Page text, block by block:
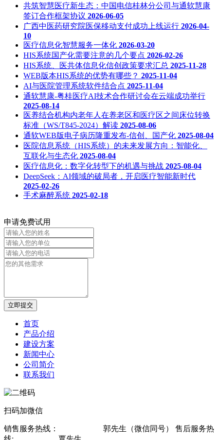
共筑智慧医疗新生态：中国电信桂林分公司与通软慧康
签订合作框架协议 2026-06-05
广西中医药研究院医保移动支付成功上线运行 2026-04-
10
医疗信息化智慧服务一体化 2026-03-20
HIS系统国产化需要注意的几个要点 2026-02-26
HIS系统、医共体信息化信创政策要求汇总 2025-11-28
WEB版本HIS系统的优势有哪些？ 2025-11-04
AI与医院管理系统软件结合点 2025-11-04
通软慧康-粤桂医疗AI技术合作研讨会在云端成功举行
2025-08-14
医养结合机构内老年人在养老区和医疗区之间床位转换
标准（WS/T845-2024）解读 2025-08-06
通软WEB版电子病历隆重发布-信创、国产化 2025-08-04
医院信息系统（HIS系统）的未来发展方向：智能化、
互联化与生态化 2025-08-04
医疗信息化：数字化转型下的机遇与挑战 2025-08-04
DeepSeek：AI领域的破局者，开启医疗智能新时代
2025-02-26
手术麻醉系统 2025-02-18
申请免费试用
立即提交
首页
产品介绍
建设方案
新闻中心
公司简介
联系我们
扫码加微信
销售服务热线：
郭先生（微信同号） 售后服务热